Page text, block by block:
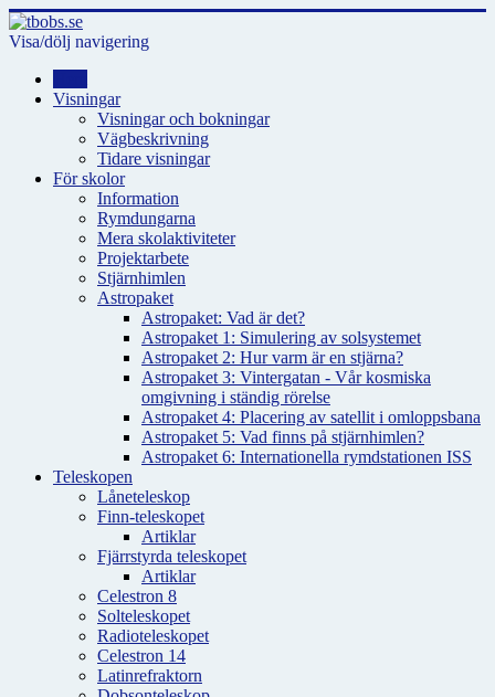
Visa/dölj navigering
Visningar
Visningar och bokningar
Vägbeskrivning
Tidare visningar
För skolor
Information
Rymdungarna
Mera skolaktiviteter
Projektarbete
Stjärnhimlen
Astropaket
Astropaket: Vad är det?
Astropaket 1: Simulering av solsystemet
Astropaket 2: Hur varm är en stjärna?
Astropaket 3: Vintergatan - Vår kosmiska
omgivning i ständig rörelse
Astropaket 4: Placering av satellit i omloppsbana
Astropaket 5: Vad finns på stjärnhimlen?
Astropaket 6: Internationella rymdstationen ISS
Teleskopen
Låneteleskop
Finn-teleskopet
Artiklar
Fjärrstyrda teleskopet
Artiklar
Celestron 8
Solteleskopet
Radioteleskopet
Celestron 14
Latinrefraktorn